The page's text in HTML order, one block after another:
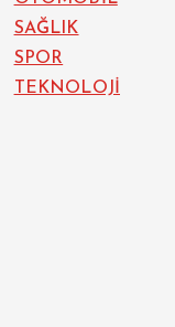
SAĞLIK
SPOR
TEKNOLOJİ